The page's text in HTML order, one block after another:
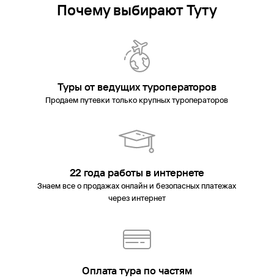
Почему выбирают Туту
Туры от ведущих туроператоров
Продаем путевки только крупных туроператоров
22 года работы в интернете
Знаем все о продажах онлайн и безопасных платежах
через интернет
Оплата тура по частям